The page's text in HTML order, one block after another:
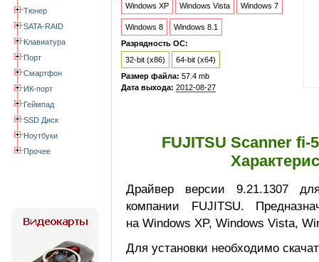
Тюнер
SATA-RAID
Клавиатура
Порт
Смартфон
ИК-порт
Геймпад
SSD Диск
Ноутбуки
Прочее
Windows XP
Windows Vista Windows 7
Windows 8
Windows 8.1
Разрядность ОС:
32-bit (x86)
64-bit (x64)
Размер файла: 57.4 mb
Дата выхода: 2012-08-27
FUJITSU Scanner fi-
Драйвер версии 9.21.1307
компании FUJITSU.
на Windows XP, Windows Vista,
Для установки необходимо